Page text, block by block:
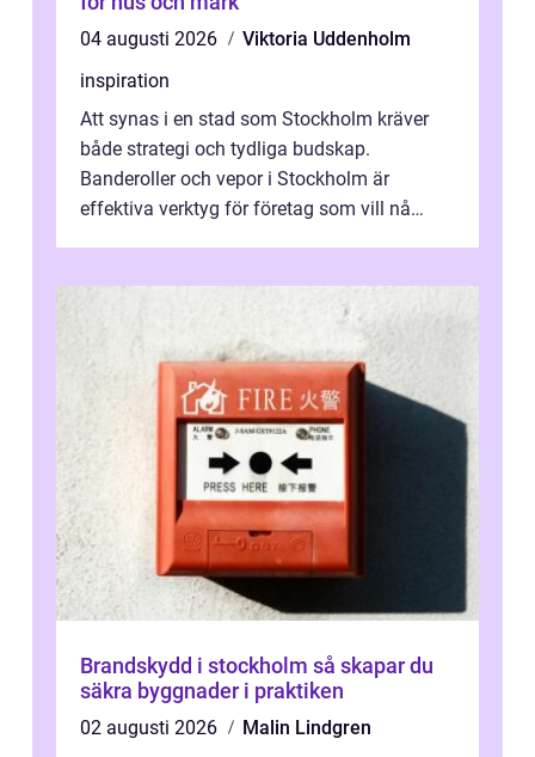
04 augusti 2026
Viktoria Uddenholm
inspiration
Att synas i en stad som Stockholm kräver
både strategi och tydliga budskap.
Banderoller och vepor i Stockholm är
effektiva verktyg för företag som vill nå
Brandskydd i stockholm så skapar du
säkra byggnader i praktiken
02 augusti 2026
Malin Lindgren